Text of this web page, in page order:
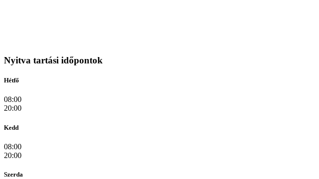
Nyitva tartási időpontok
Hétfő
08:00
20:00
Kedd
08:00
20:00
Szerda